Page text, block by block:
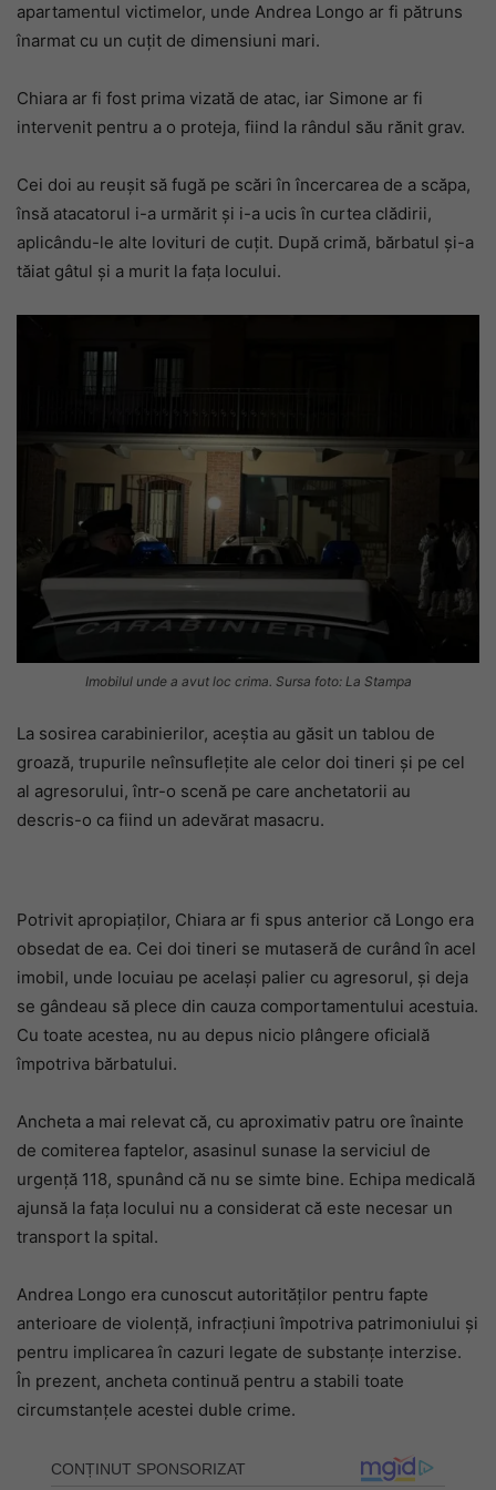
apartamentul victimelor, unde Andrea Longo ar fi pătruns
înarmat cu un cuțit de dimensiuni mari.
Chiara ar fi fost prima vizată de atac, iar Simone ar fi
intervenit pentru a o proteja, fiind la rândul său rănit grav.
Cei doi au reușit să fugă pe scări în încercarea de a scăpa,
însă atacatorul i-a urmărit și i-a ucis în curtea clădirii,
aplicându-le alte lovituri de cuțit. După crimă, bărbatul și-a
tăiat gâtul și a murit la fața locului.
Imobilul unde a avut loc crima. Sursa foto: La Stampa
La sosirea carabinierilor, aceștia au găsit un tablou de
groază, trupurile neînsuflețite ale celor doi tineri și pe cel
al agresorului, într-o scenă pe care anchetatorii au
descris-o ca fiind un adevărat masacru.
Potrivit apropiaților, Chiara ar fi spus anterior că Longo era
obsedat de ea. Cei doi tineri se mutaseră de curând în acel
imobil, unde locuiau pe același palier cu agresorul, și deja
se gândeau să plece din cauza comportamentului acestuia.
Cu toate acestea, nu au depus nicio plângere oficială
împotriva bărbatului.
Ancheta a mai relevat că, cu aproximativ patru ore înainte
de comiterea faptelor, asasinul sunase la serviciul de
urgență 118, spunând că nu se simte bine. Echipa medicală
ajunsă la fața locului nu a considerat că este necesar un
transport la spital.
Andrea Longo era cunoscut autorităților pentru fapte
anterioare de violență, infracțiuni împotriva patrimoniului și
pentru implicarea în cazuri legate de substanțe interzise.
În prezent, ancheta continuă pentru a stabili toate
circumstanțele acestei duble crime.